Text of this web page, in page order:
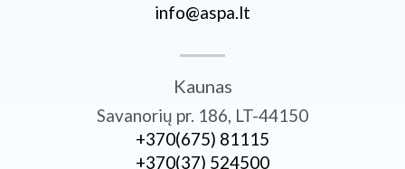
info@aspa.lt
Kaunas
Savanorių pr. 186, LT-44150
+370­(675) 81115
+370­(37) 524500